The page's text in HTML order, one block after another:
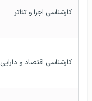
کارشناسی اجرا و تئاتر
کارشناسی اقتصاد و دارایی